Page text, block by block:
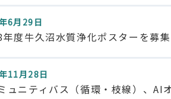
6月29日
度牛久沼水質浄化ポスターを募集
11月28日
ミュニティバス（循環・枝線）、